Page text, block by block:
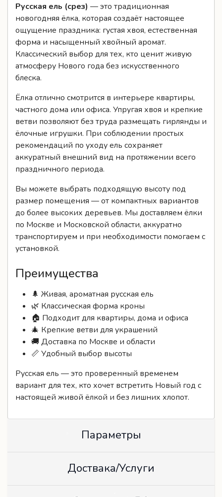
Классический выбор для тех, кто ценит живую
атмосферу Нового года без искусственного
блеска.
Ёлка отлично смотрится в интерьере квартиры,
частного дома или офиса. Упругая хвоя и крепкие
ветви позволяют без труда размещать гирлянды и
ёлочные игрушки. При соблюдении простых
рекомендаций по уходу ель сохраняет
аккуратный внешний вид на протяжении всего
праздничного периода.
Вы можете выбрать подходящую высоту под
размер помещения — от компактных вариантов
до более высоких деревьев. Мы доставляем ёлки
по Москве и Московской области, аккуратно
транспортируем и при необходимости помогаем с
установкой.
Преимущества
🌲 Живая, ароматная русская ель
🎄 Крепкие ветви для украшений
🚚 Доставка по Москве и области
📏 Удобный выбор высоты
Русская ель — это проверенный временем
вариант для тех, кто хочет встретить Новый год с
настоящей живой ёлкой и без лишних хлопот.
Параметры
Доствака/Услуги
Отзывы - ⭐ 5,0
Услуги (установка, доставка,